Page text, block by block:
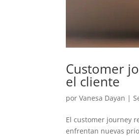
Customer
el cliente
porVanesa Dayan |
El customer journey
enfrentan nuevas